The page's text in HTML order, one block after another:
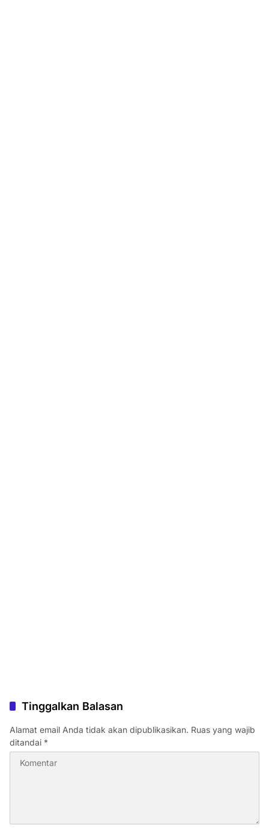
Tinggalkan Balasan
Alamat email Anda tidak akan dipublikasikan. Ruas yang wajib
ditandai *